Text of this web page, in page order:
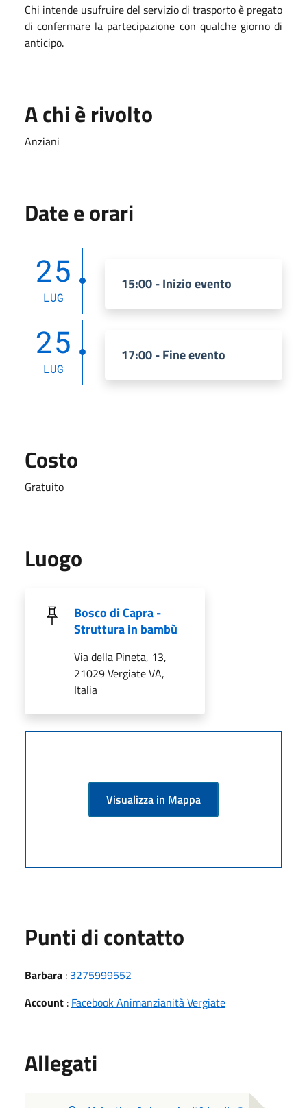
Chi intende usufruire del servizio di trasporto è pregato
di confermare la partecipazione con qualche giorno di
anticipo.
A chi è rivolto
Anziani
Date e orari
25
LUG
15:00 - Inizio evento
25
LUG
17:00 - Fine evento
Costo
Gratuito
Luogo
Bosco di Capra -
Struttura in bambù
Via della Pineta, 13,
21029 Vergiate VA,
Italia
Visualizza in Mappa
Punti di contatto
Barbara : 3275999552
Account : Facebook Animanzianità Vergiate
Allegati